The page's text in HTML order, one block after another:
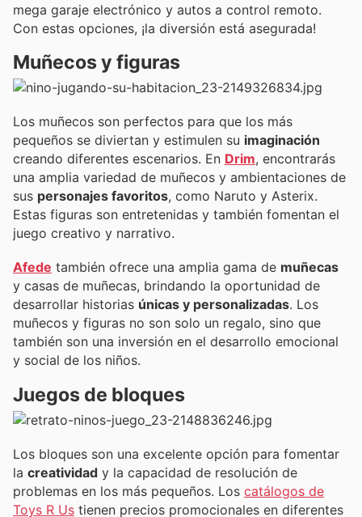
mega garaje electrónico y autos a control remoto.
Con estas opciones, ¡la diversión está asegurada!
Muñecos y figuras
Los muñecos son perfectos para que los más
pequeños se diviertan y estimulen su imaginación
creando diferentes escenarios. En Drim, encontrarás
una amplia variedad de muñecos y ambientaciones de
sus personajes favoritos, como Naruto y Asterix.
Estas figuras son entretenidas y también fomentan el
juego creativo y narrativo.
Afede también ofrece una amplia gama de muñecas
y casas de muñecas, brindando la oportunidad de
desarrollar historias únicas y personalizadas. Los
muñecos y figuras no son solo un regalo, sino que
también son una inversión en el desarrollo emocional
y social de los niños.
Juegos de bloques
Los bloques son una excelente opción para fomentar
la creatividad y la capacidad de resolución de
problemas en los más pequeños. Los catálogos de
Toys R Us tienen precios promocionales en diferentes